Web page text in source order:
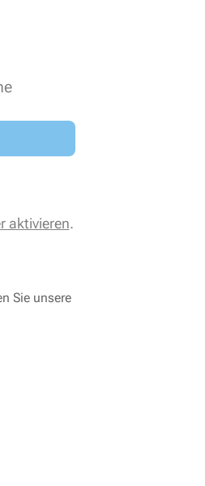
aktivieren.
Sie unsere